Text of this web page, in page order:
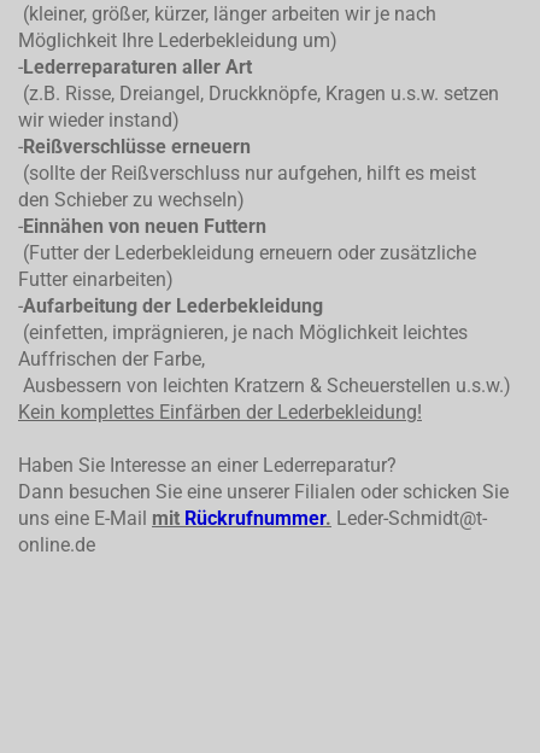
(kleiner, größer, kürzer, länger arbeiten wir je nach
Möglichkeit Ihre Lederbekleidung um)
-Lederreparaturen aller Art
(z.B. Risse, Dreiangel, Druckknöpfe, Kragen u.s.w. setzen
wir wieder instand)
-Reißverschlüsse erneuern
(sollte der Reißverschluss nur aufgehen, hilft es meist
den Schieber zu wechseln)
-Einnähen von neuen Futtern
(Futter der Lederbekleidung erneuern oder zusätzliche
Futter einarbeiten)
-Aufarbeitung der Lederbekleidung
(einfetten, imprägnieren, je nach Möglichkeit leichtes
Auffrischen der Farbe,
Ausbessern von leichten Kratzern & Scheuerstellen u.s.w.)
Kein komplettes Einfärben der Lederbekleidung!
Haben Sie Interesse an einer Lederreparatur?
Dann besuchen Sie eine unserer Filialen oder schicken Sie
uns eine E-Mail mit Rückrufnummer. Leder-Schmidt@t-
online.de